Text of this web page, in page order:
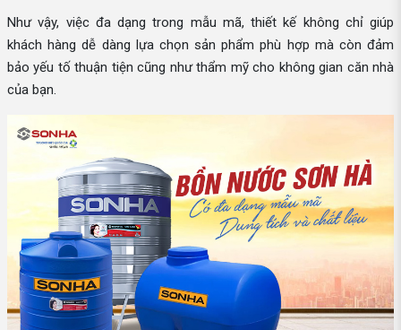
Như vậy, việc đa dạng trong mẫu mã, thiết kế không chỉ giúp
khách hàng dễ dàng lựa chọn sản phẩm phù hợp mà còn đảm
bảo yếu tố thuận tiện cũng như thẩm mỹ cho không gian căn nhà
của bạn.